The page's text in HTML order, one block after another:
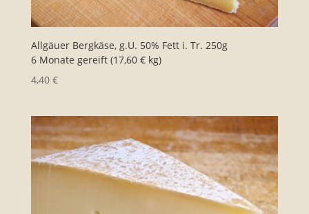
Allgäuer Bergkäse, g.U. 50% Fett i. Tr. 250g
6 Monate gereift (17,60 € kg)
4,40 €